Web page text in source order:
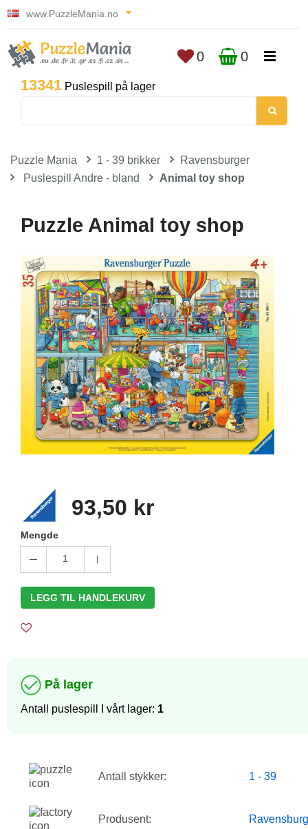
www.PuzzleMania.no
13341 Puslespill på lager
0 0
Puzzle Mania 1 - 39 brikker
Ravensburger
Puslespill Andre - bland
Animal toy shop
Puzzle Animal toy shop
93,50 kr
Mengde
1
LEGG TIL HANDLEKURV
På lager
Antall puslespill I vårt lager: 1
Antall stykker: 1 - 39
Produsent: